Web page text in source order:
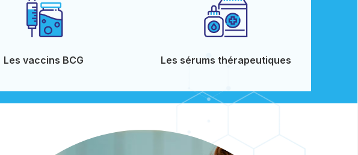
Les vaccins BCG Les sérums thérapeutiques